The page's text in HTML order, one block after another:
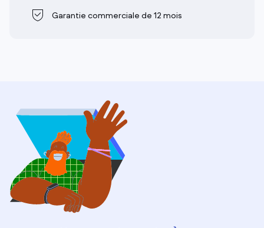
Garantie commerciale de 12 mois